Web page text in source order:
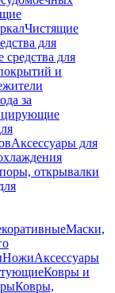
Чистящие
для
средства для
и
за
Аксессуары для
открывалки
Маски,
НожиАксессуары
Ковры и
Ковры,